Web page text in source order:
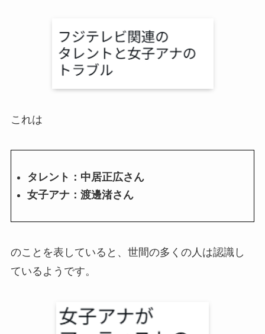
これは
タレント：中居正広さん
女子アナ：渡邊渚さん
のことを表していると、世間の多くの人は認識し
ているようです。